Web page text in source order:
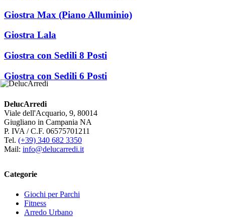
Giostra Max (Piano Alluminio)
Giostra Lala
Giostra con Sedili 8 Posti
Giostra con Sedili 6 Posti
DelucArredi
Viale dell'Acquario, 9, 80014
Giugliano in Campania NA
P. IVA / C.F. 06575701211
Tel. (+39) 340 682 3350
Mail: info@delucarredi.it
Categorie
Giochi per Parchi
Fitness
Arredo Urbano